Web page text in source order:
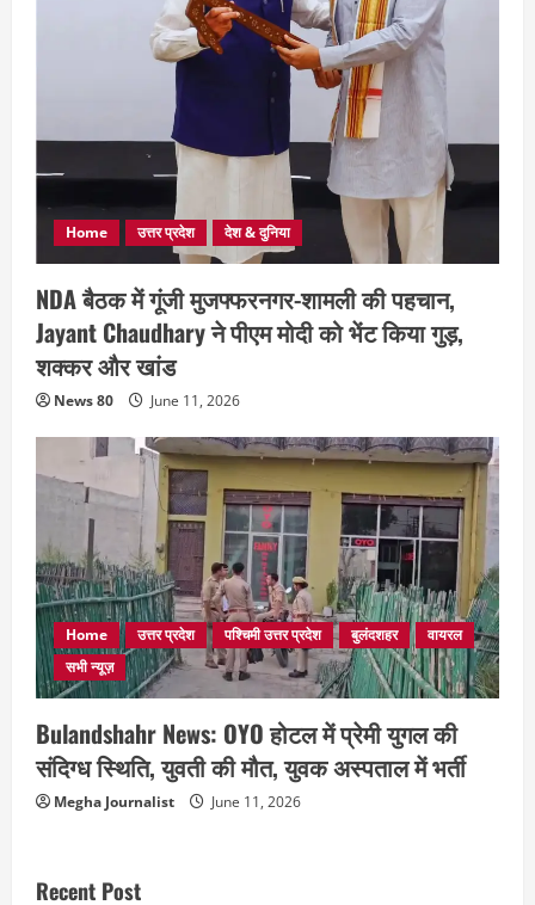
Home उत्तर प्रदेश देश & दुनिया
NDA बैठक में गूंजी मुजफ्फरनगर-शामली की पहचान,
Jayant Chaudhary ने पीएम मोदी को भेंट किया गुड़,
शक्कर और खांड
News 80 June 11, 2026
Home उत्तर प्रदेश पश्चिमी उत्तर प्रदेश बुलंदशहर
वायरल
सभी न्यूज़
Bulandshahr News: OYO होटल में प्रेमी युगल की
संदिग्ध स्थिति, युवती की मौत, युवक अस्पताल में भर्ती
Megha Journalist June 11, 2026
Recent Post